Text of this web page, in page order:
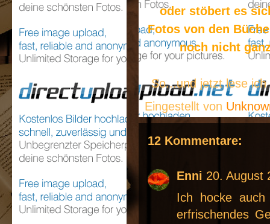
oder stöbert es
Fotos von den
noch nicht
So...und jetzt lese
Eingestellt von
12 Kommentare:
Enni 20. August
Ich hocke
erfrischendes